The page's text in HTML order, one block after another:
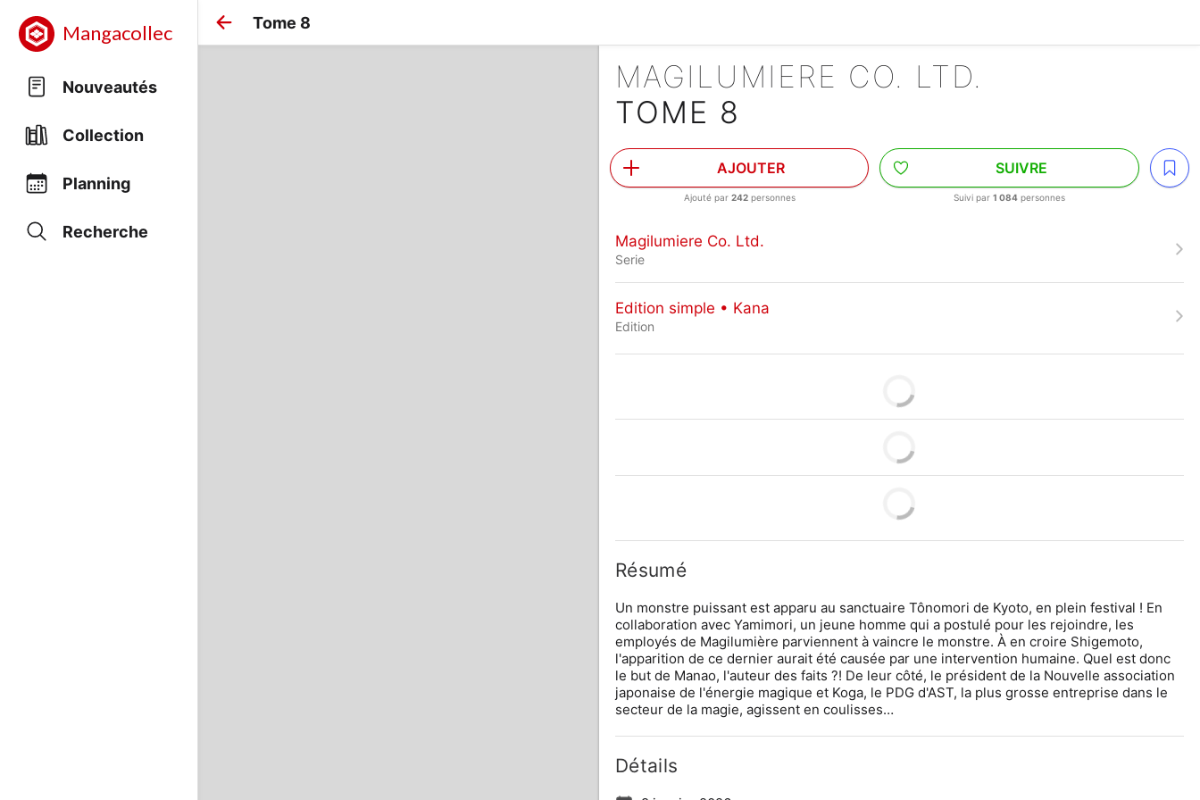
Mangacollec
Nouveautés
Collection
Planning
Recherche
Tome 8
MAGILUMIERE CO. LTD.
TOME 8
AJOUTER
Ajouté par 242personnes
SUIVRE
Suivi par1 084 personnes
Magilumiere Co. Ltd.
Serie
Edition simple • Kana
Edition
Résumé
Un monstre puissant est apparu au sanctuaire Tônomori de Kyoto, en plein festival ! En
collaboration avec Yamimori, un jeune homme qui a postulé pour les rejoindre, les
employés de Magilumière parviennent à vaincre le monstre. À en croire Shigemoto,
l'apparition de ce dernier aurait été causée par une intervention humaine. Quel est donc
le but de Manao, l'auteur des faits ?! De leur côté, le président de la Nouvelle association
japonaise de l'énergie magique et Koga, le PDG d'AST, la plus grosse entreprise dans le
secteur de la magie, agissent en coulisses…
Détails